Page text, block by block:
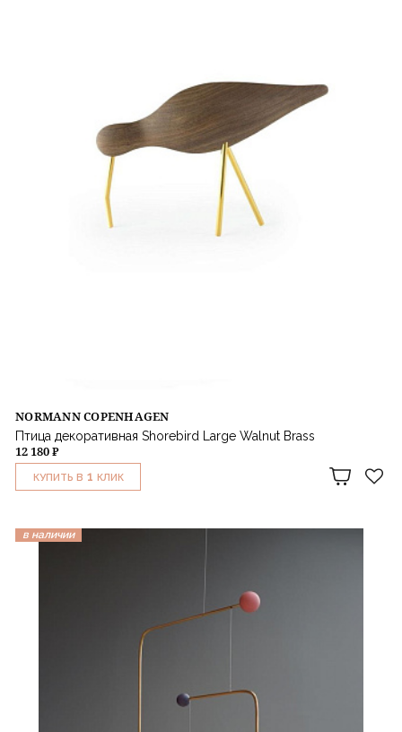
NORMANN COPENHAGEN
Птица декоративная Shorebird Large Walnut Brass
12 180 ₽
КУПИТЬ В 1 КЛИК
в наличии